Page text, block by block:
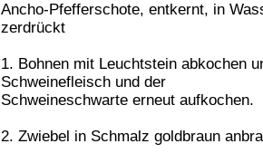
Ancho-Pfefferschote, entkernt, in
zerdrückt
1. Bohnen mit Leuchtstein abkochen
Schweinefleisch und der
Schweineschwarte erneut aufkochen.
2. Zwiebel in Schmalz goldbraun